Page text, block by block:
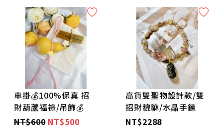
車掛💰100%保真 招
財葫蘆福祿/吊飾💰
NT$600 NT$500
高貨雙聖物設計款/雙
招財貔貅/水晶手鍊
NT$2288